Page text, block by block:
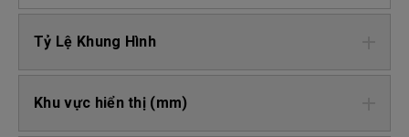
Tỷ Lệ Khung Hình
Khu vực hiển thị (mm)